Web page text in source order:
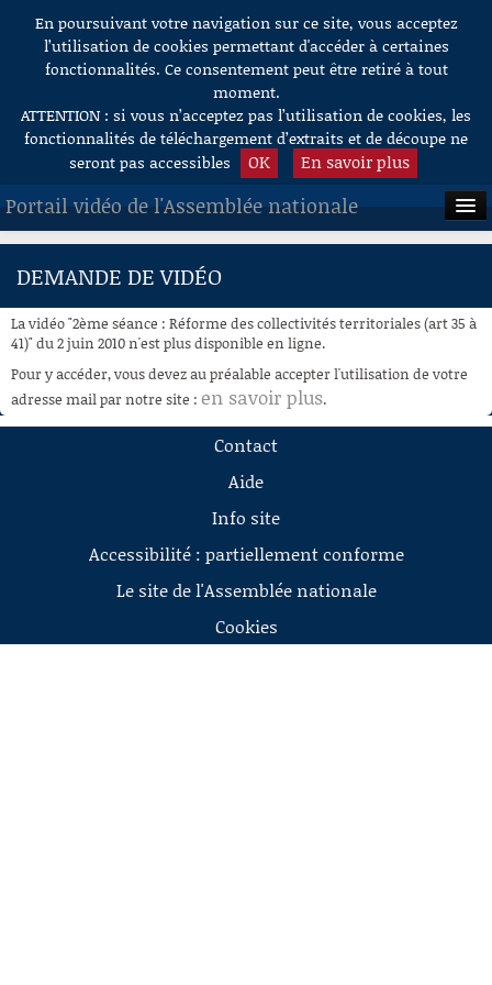
Aller au contenu
En poursuivant votre navigation sur ce site, vous acceptez
l’utilisation de cookies permettant d'accéder à certaines
fonctionnalités. Ce consentement peut être retiré à tout
moment.
ATTENTION : si vous n’acceptez pas l’utilisation de cookies, les
fonctionnalités de téléchargement d’extraits et de découpe ne
seront pas accessibles
OK En savoir plus
Portail vidéo de l'Assemblée nationale
ACCUEIL
À LA DEMANDE
RECHERCHE
AIDE À LA DÉCOUPE
DEMANDE DE VIDÉO
La vidéo "2ème séance : Réforme des collectivités territoriales (art 35 à
41)" du 2 juin 2010 n'est plus disponible en ligne.
Pour y accéder, vous devez au préalable accepter l'utilisation de votre
adresse mail par notre site : en savoir plus.
Contact
Aide
Info site
Accessibilité : partiellement conforme
Le site de l'Assemblée nationale
Cookies